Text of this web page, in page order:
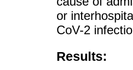
or
CoV-2
Results: